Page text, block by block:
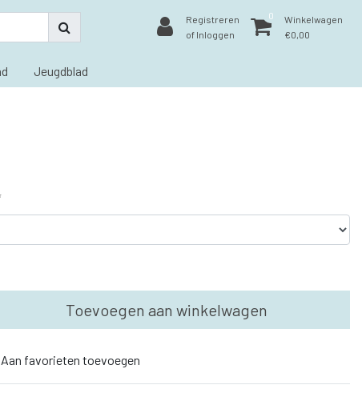
Registreren
of Inloggen
0
Winkelwagen
€0,00
Jeugdblad
Toevoegen aan winkelwagen
Aan favorieten toevoegen